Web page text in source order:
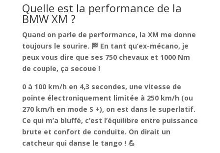
Quelle est la performance de la
BMW XM ?
Quand on parle de performance, la XM me donne
toujours le sourire. 🏁 En tant qu’ex-mécano, je
peux vous dire que ses 750 chevaux et 1000 Nm
de couple, ça secoue !
0 à 100 km/h en 4,3 secondes, une vitesse de
pointe électroniquement limitée à 250 km/h (ou
270 km/h en mode S +), on est dans le superlatif.
Ce qui m’a bluffé, c’est l’équilibre entre puissance
brute et confort de conduite. On dirait un
catcheur qui danse le tango ! 💪